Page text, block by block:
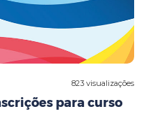
823 visualizações
para curso